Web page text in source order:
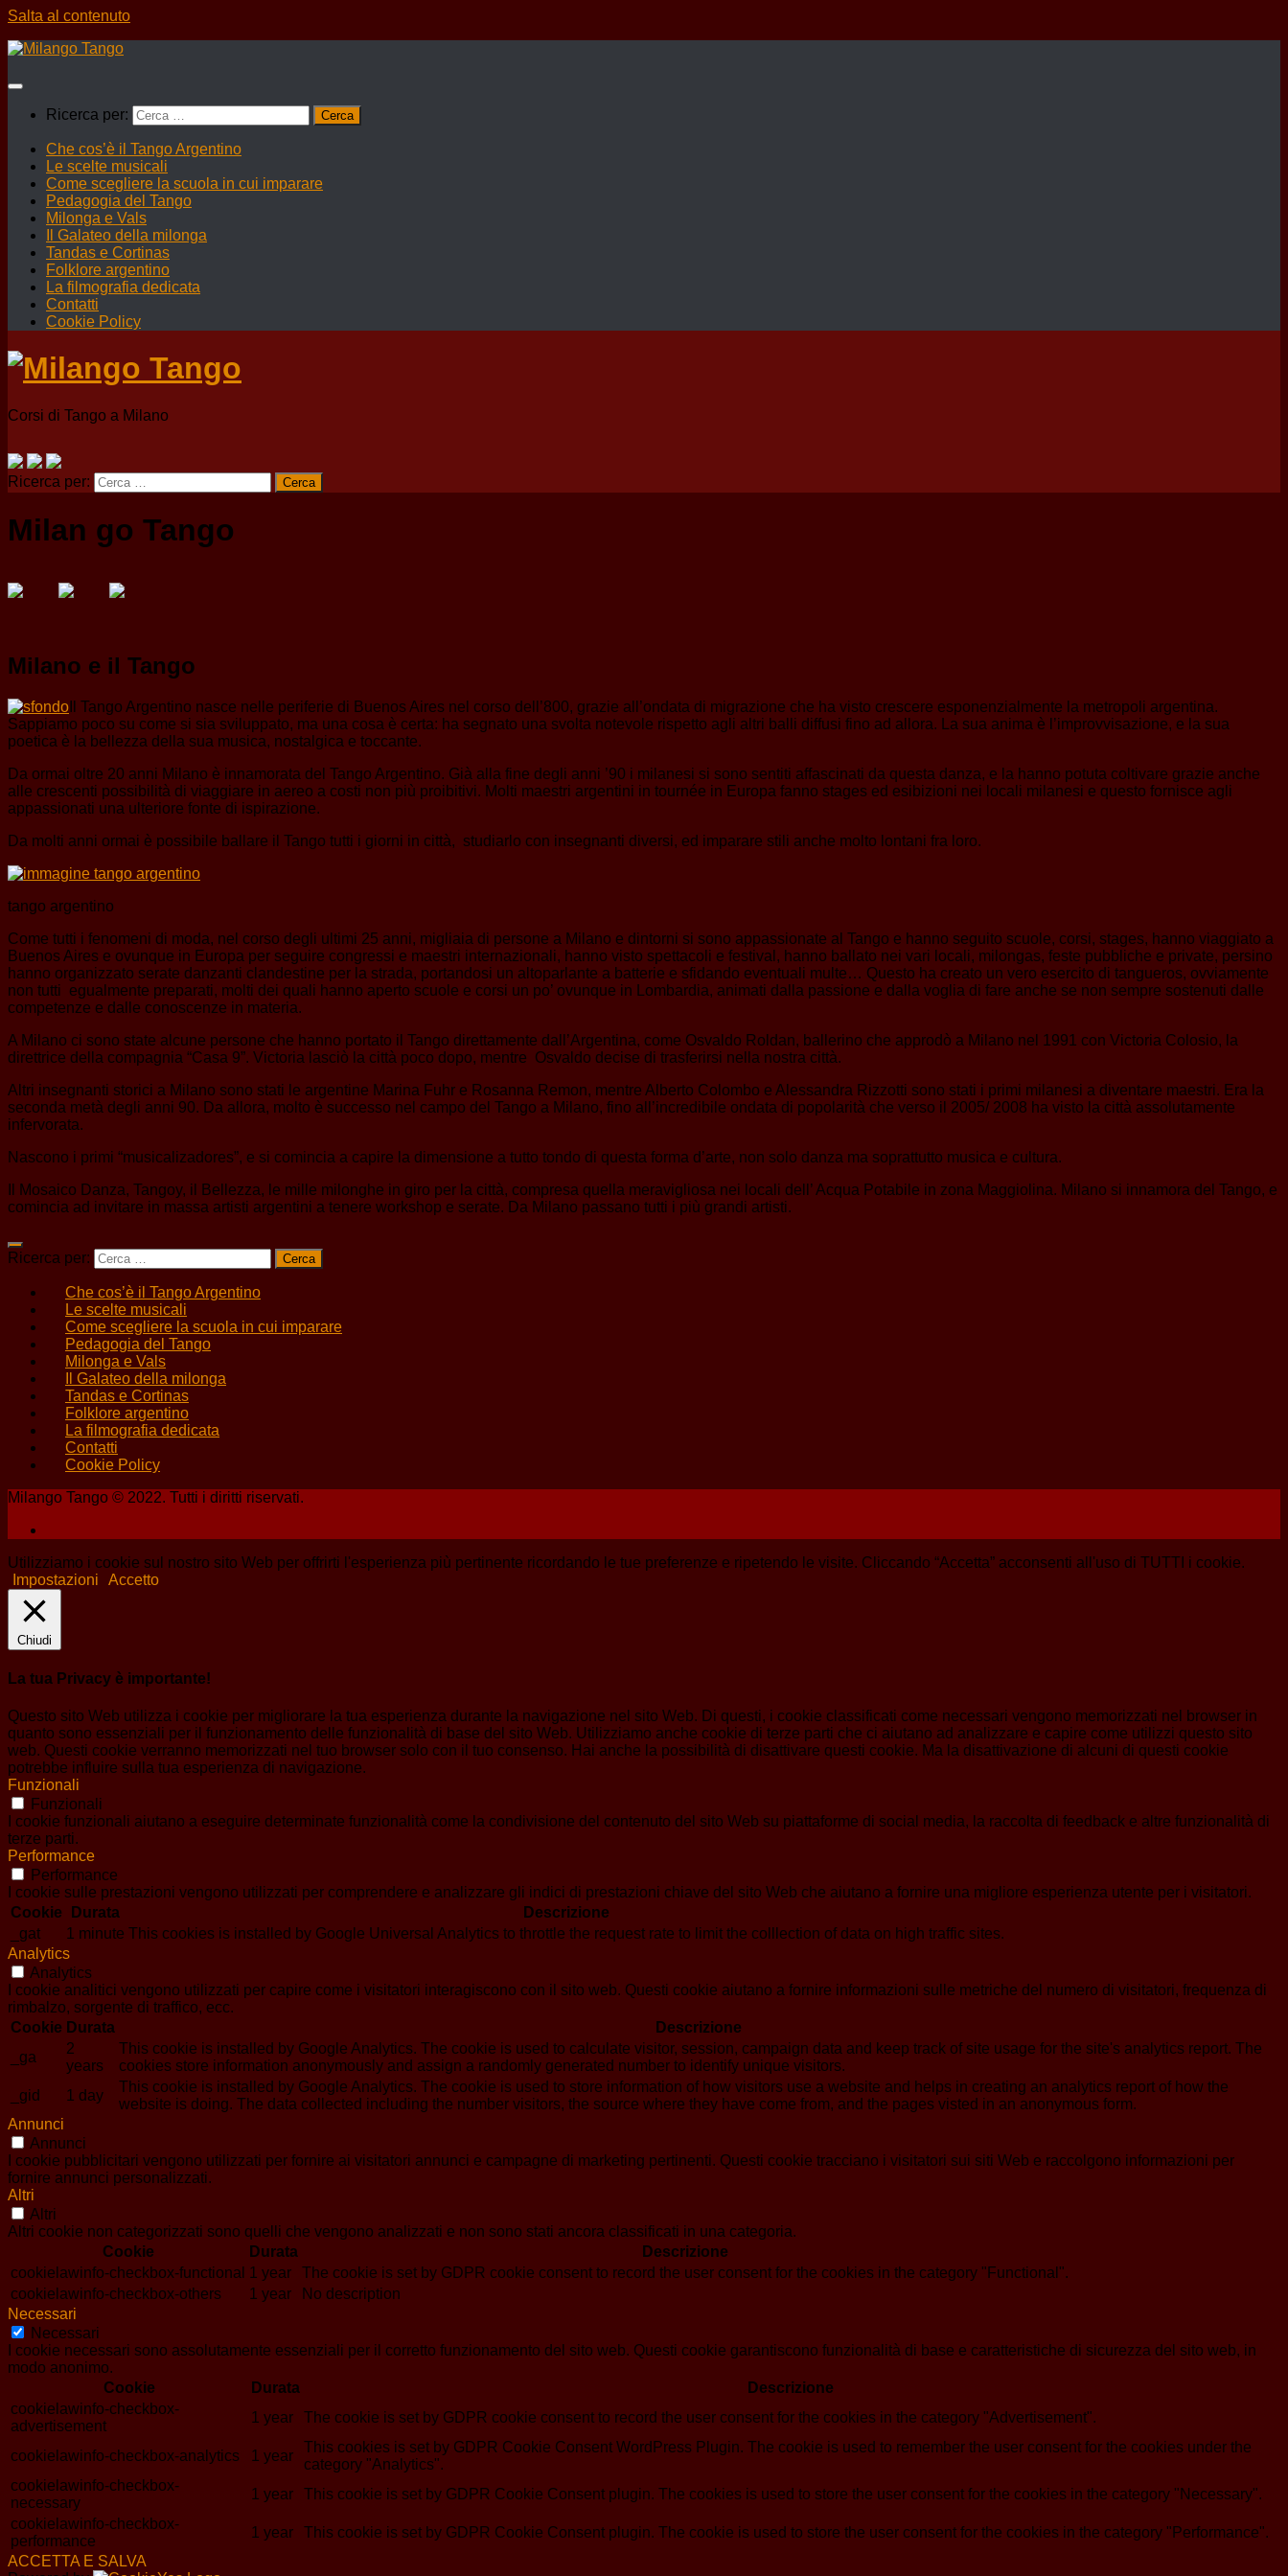
Salta al contenuto
Ricerca per:
Che cos’è il Tango Argentino
Le scelte musicali
Come scegliere la scuola in cui imparare
Pedagogia del Tango
Milonga e Vals
Il Galateo della milonga
Tandas e Cortinas
Folklore argentino
La filmografia dedicata
Contatti
Cookie Policy
Corsi di Tango a Milano
Ricerca per:
Milan go Tango
Milano e il Tango
Il Tango Argentino nasce nelle periferie di Buenos Aires nel corso dell’800, grazie all’ondata di migrazione che ha visto crescere esponenzialmente la metropoli argentina.
Sappiamo poco su come si sia sviluppato, ma una cosa è certa: ha segnato una svolta notevole rispetto agli altri balli diffusi fino ad allora. La sua anima è l’improvvisazione, e la sua
poetica è la bellezza della sua musica, nostalgica e toccante.
Da ormai oltre 20 anni Milano è innamorata del Tango Argentino. Già alla fine degli anni ’90 i milanesi si sono sentiti affascinati da questa danza, e la hanno potuta coltivare grazie anche
alle crescenti possibilità di viaggiare in aereo a costi non più proibitivi. Molti maestri argentini in tournée in Europa fanno stages ed esibizioni nei locali milanesi e questo fornisce agli
appassionati una ulteriore fonte di ispirazione.
Da molti anni ormai è possibile ballare il Tango tutti i giorni in città, studiarlo con insegnanti diversi, ed imparare stili anche molto lontani fra loro.
tango argentino
Come tutti i fenomeni di moda, nel corso degli ultimi 25 anni, migliaia di persone a Milano e dintorni si sono appassionate al Tango e hanno seguito scuole, corsi, stages, hanno viaggiato a
Buenos Aires e ovunque in Europa per seguire congressi e maestri internazionali, hanno visto spettacoli e festival, hanno ballato nei vari locali, milongas, feste pubbliche e private, persino
hanno organizzato serate danzanti clandestine per la strada, portandosi un altoparlante a batterie e sfidando eventuali multe… Questo ha creato un vero esercito di tangueros, ovviamente
non tutti egualmente preparati, molti dei quali hanno aperto scuole e corsi un po’ ovunque in Lombardia, animati dalla passione e dalla voglia di fare anche se non sempre sostenuti dalle
competenze e dalle conoscenze in materia.
A Milano ci sono state alcune persone che hanno portato il Tango direttamente dall’Argentina, come Osvaldo Roldan, ballerino che approdò a Milano nel 1991 con Victoria Colosio, la
direttrice della compagnia “Casa 9”. Victoria lasciò la città poco dopo, mentre Osvaldo decise di trasferirsi nella nostra città.
Altri insegnanti storici a Milano sono stati le argentine Marina Fuhr e Rosanna Remon, mentre Alberto Colombo e Alessandra Rizzotti sono stati i primi milanesi a diventare maestri. Era la
seconda metà degli anni 90. Da allora, molto è successo nel campo del Tango a Milano, fino all’incredibile ondata di popolarità che verso il 2005/ 2008 ha visto la città assolutamente
infervorata.
Nascono i primi “musicalizadores”, e si comincia a capire la dimensione a tutto tondo di questa forma d’arte, non solo danza ma soprattutto musica e cultura.
Il Mosaico Danza, Tangoy, il Bellezza, le mille milonghe in giro per la città, compresa quella meravigliosa nei locali dell’ Acqua Potabile in zona Maggiolina. Milano si innamora del Tango, e
comincia ad invitare in massa artisti argentini a tenere workshop e serate. Da Milano passano tutti i più grandi artisti.
Ricerca per:
Che cos’è il Tango Argentino
Le scelte musicali
Come scegliere la scuola in cui imparare
Pedagogia del Tango
Milonga e Vals
Il Galateo della milonga
Tandas e Cortinas
Folklore argentino
La filmografia dedicata
Contatti
Cookie Policy
Milango Tango © 2022. Tutti i diritti riservati.
Utilizziamo i cookie sul nostro sito Web per offrirti l'esperienza più pertinente ricordando le tue preferenze e ripetendo le visite. Cliccando “Accetta” acconsenti all'uso di TUTTI i cookie.
Impostazioni
Accetto
Chiudi
La tua Privacy è importante!
Questo sito Web utilizza i cookie per migliorare la tua esperienza durante la navigazione nel sito Web. Di questi, i cookie classificati come necessari vengono memorizzati nel browser in
quanto sono essenziali per il funzionamento delle funzionalità di base del sito Web. Utilizziamo anche cookie di terze parti che ci aiutano ad analizzare e capire come utilizzi questo sito
web. Questi cookie verranno memorizzati nel tuo browser solo con il tuo consenso. Hai anche la possibilità di disattivare questi cookie. Ma la disattivazione di alcuni di questi cookie
potrebbe influire sulla tua esperienza di navigazione.
Funzionali
Funzionali
I cookie funzionali aiutano a eseguire determinate funzionalità come la condivisione del contenuto del sito Web su piattaforme di social media, la raccolta di feedback e altre funzionalità di
terze parti.
Performance
Performance
I cookie sulle prestazioni vengono utilizzati per comprendere e analizzare gli indici di prestazioni chiave del sito Web che aiutano a fornire una migliore esperienza utente per i visitatori.
Cookie
Durata
Descrizione
_gat
1 minute This cookies is installed by Google Universal Analytics to throttle the request rate to limit the colllection of data on high traffic sites.
Analytics
Analytics
I cookie analitici vengono utilizzati per capire come i visitatori interagiscono con il sito web. Questi cookie aiutano a fornire informazioni sulle metriche del numero di visitatori, frequenza di
rimbalzo, sorgente di traffico, ecc.
Cookie Durata
Descrizione
_ga
2
years
This cookie is installed by Google Analytics. The cookie is used to calculate visitor, session, campaign data and keep track of site usage for the site's analytics report. The
cookies store information anonymously and assign a randomly generated number to identify unique visitors.
_gid
1 day
This cookie is installed by Google Analytics. The cookie is used to store information of how visitors use a website and helps in creating an analytics report of how the
website is doing. The data collected including the number visitors, the source where they have come from, and the pages visted in an anonymous form.
Annunci
Annunci
I cookie pubblicitari vengono utilizzati per fornire ai visitatori annunci e campagne di marketing pertinenti. Questi cookie tracciano i visitatori sui siti Web e raccolgono informazioni per
fornire annunci personalizzati.
Altri
Altri
Altri cookie non categorizzati sono quelli che vengono analizzati e non sono stati ancora classificati in una categoria.
Cookie
Durata
Descrizione
cookielawinfo-checkbox-functional 1 year
The cookie is set by GDPR cookie consent to record the user consent for the cookies in the category "Functional".
cookielawinfo-checkbox-others
1 year
No description
Necessari
Necessari
I cookie necessari sono assolutamente essenziali per il corretto funzionamento del sito web. Questi cookie garantiscono funzionalità di base e caratteristiche di sicurezza del sito web, in
modo anonimo.
Cookie
Durata
Descrizione
cookielawinfo-checkbox-
advertisement
1 year The cookie is set by GDPR cookie consent to record the user consent for the cookies in the category "Advertisement".
cookielawinfo-checkbox-analytics 1 year
This cookies is set by GDPR Cookie Consent WordPress Plugin. The cookie is used to remember the user consent for the cookies under the
category "Analytics".
cookielawinfo-checkbox-
necessary
1 year
This cookie is set by GDPR Cookie Consent plugin. The cookies is used to store the user consent for the cookies in the category "Necessary".
cookielawinfo-checkbox-
performance
1 year
This cookie is set by GDPR Cookie Consent plugin. The cookie is used to store the user consent for the cookies in the category "Performance".
ACCETTA E SALVA